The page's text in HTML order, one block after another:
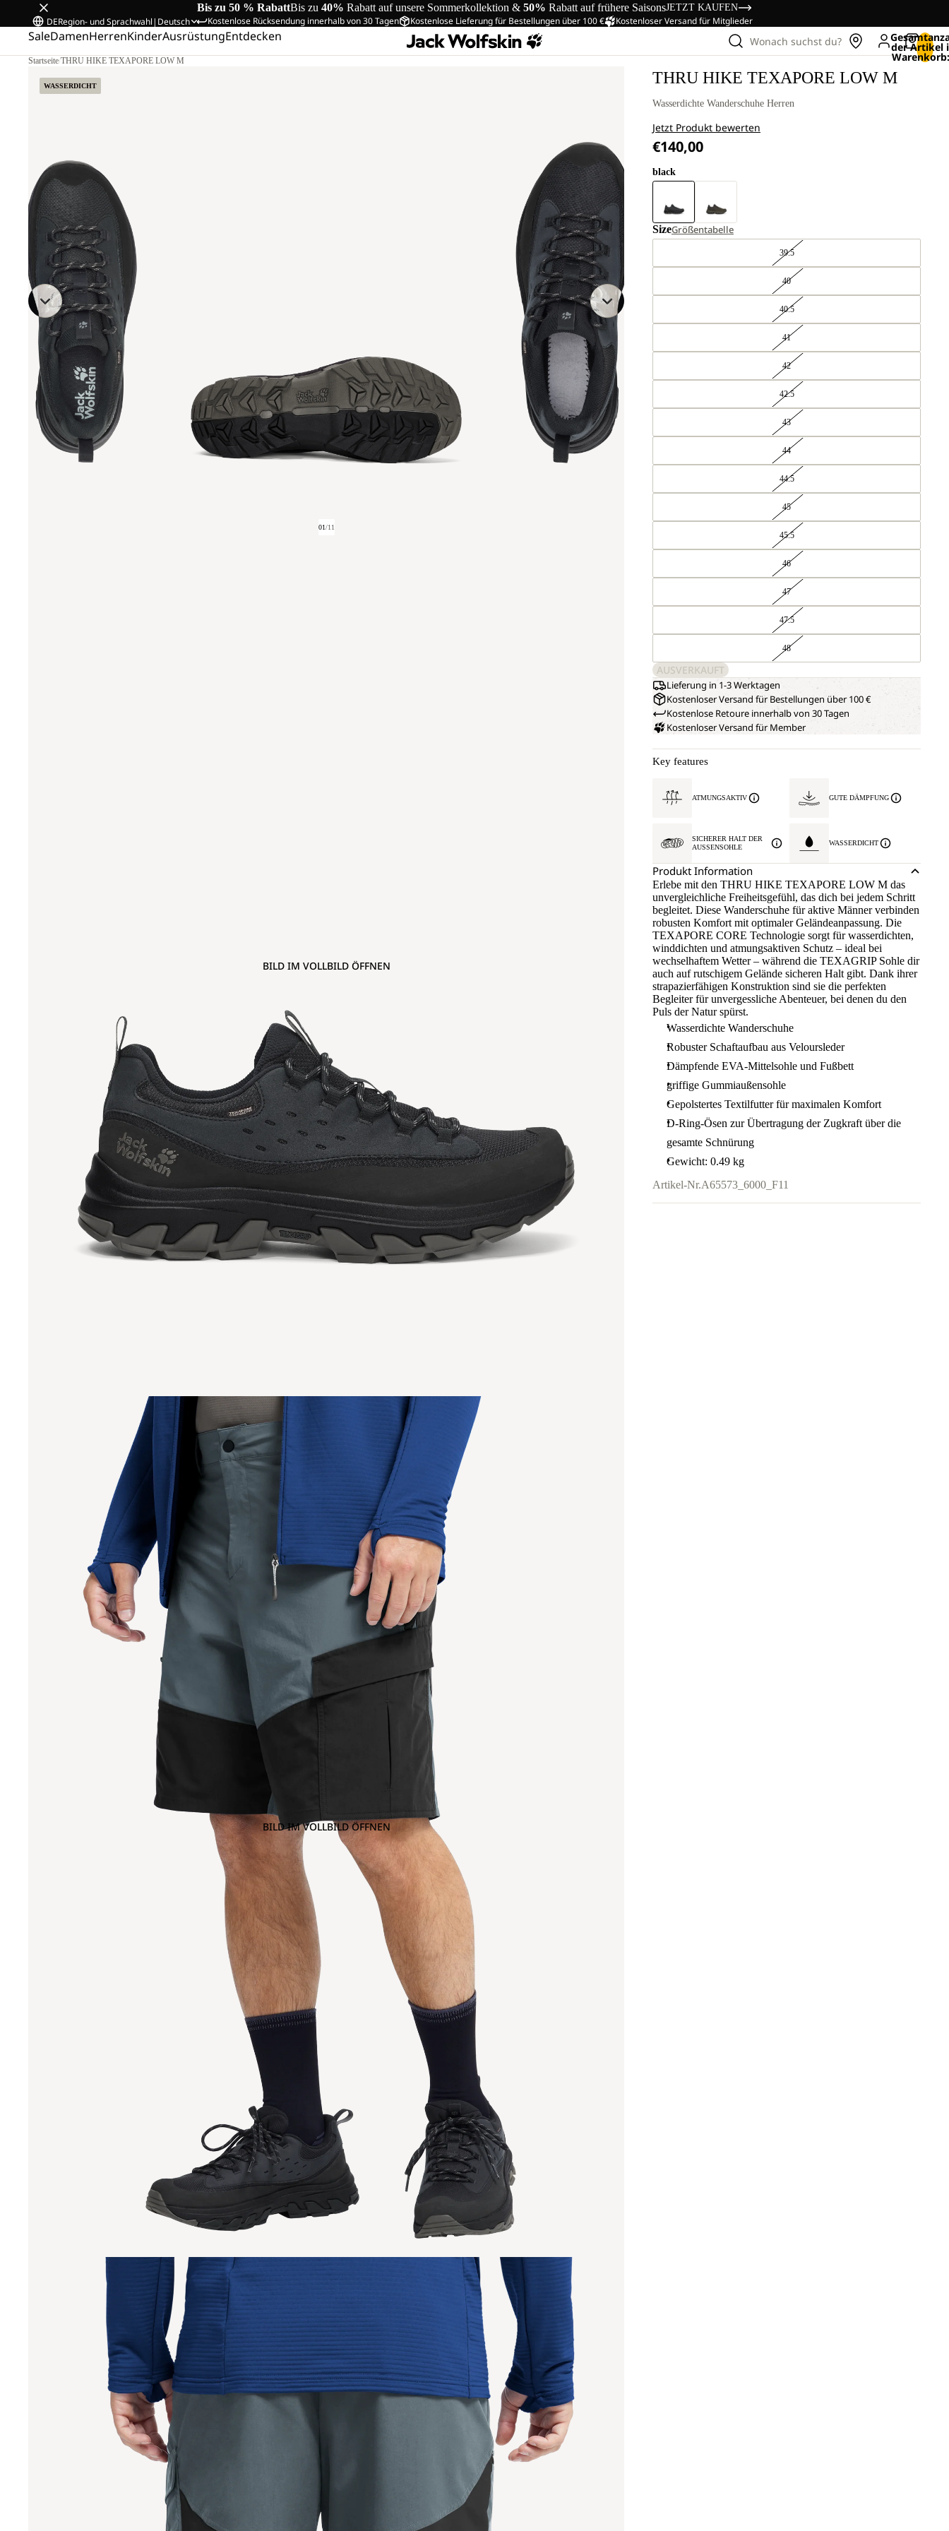
Bis zu 50 % RabattBis zu 40% Rabatt auf unsere Sommerkollektion & 50% Rabatt auf frühere SaisonsJETZT KAUFEN
Kostenlose Rücksendung innerhalb von 30 Tagen Kostenlose Lieferung für Bestellungen über 100 € Kostenloser Versand für Mitglieder
DERegion- und Sprachwahl| Deutsch
SaleDamenHerrenKinderAusrüstungEntdecken Wonach suchst du? der Artikel
Startseite/THRU HIKE TEXAPORE LOW M
WASSERDICHT
01/11
BILD IM VOLLBILD ÖFFNEN
BILD IM VOLLBILD ÖFFNEN
THRU HIKE TEXAPORE LOW M
Wasserdichte Wanderschuhe Herren
Jetzt Produkt bewerten
€140,00
black
SizeGrößentabelle
39.5
40
40.5
41
42
42.5
43
44
44.5
45
45.5
46
47
47.5
48
AUSVERKAUFT
Lieferung in 1-3 Werktagen
Kostenloser Versand für Bestellungen über 100 €
Kostenlose Retoure innerhalb von 30 Tagen
Kostenloser Versand für Member
Key features
ATMUNGSAKTIV GUTE DÄMPFUNG
SICHERER HALT DER
AUSSENSOHLE
WASSERDICHT
Produkt Information
Erlebe mit den THRU HIKE TEXAPORE LOW M das
unvergleichliche Freiheitsgefühl, das dich bei jedem Schritt
begleitet. Diese Wanderschuhe für aktive Männer verbinden
robusten Komfort mit optimaler Geländeanpassung. Die
TEXAPORE CORE Technologie sorgt für wasserdichten,
winddichten und atmungsaktiven Schutz – ideal bei
wechselhaftem Wetter – während die TEXAGRIP Sohle dir
auch auf rutschigem Gelände sicheren Halt gibt. Dank ihrer
strapazierfähigen Konstruktion sind sie die perfekten
Begleiter für unvergessliche Abenteuer, bei denen du den
Puls der Natur spürst.
Wasserdichte Wanderschuhe
Robuster Schaftaufbau aus Veloursleder
Dämpfende EVA-Mittelsohle und Fußbett
griffige Gummiaußensohle
Gepolstertes Textilfutter für maximalen Komfort
D-Ring-Ösen zur Übertragung der Zugkraft über die
gesamte Schnürung
Gewicht: 0.49 kg
Artikel-Nr.A65573_6000_F11